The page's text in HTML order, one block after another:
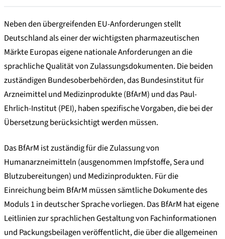
Neben den übergreifenden EU-Anforderungen stellt
Deutschland als einer der wichtigsten pharmazeutischen
Märkte Europas eigene nationale Anforderungen an die
sprachliche Qualität von Zulassungsdokumenten. Die beiden
zuständigen Bundesoberbehörden, das Bundesinstitut für
Arzneimittel und Medizinprodukte (BfArM) und das Paul-
Ehrlich-Institut (PEI), haben spezifische Vorgaben, die bei der
Übersetzung berücksichtigt werden müssen.
Das BfArM ist zuständig für die Zulassung von
Humanarzneimitteln (ausgenommen Impfstoffe, Sera und
Blutzubereitungen) und Medizinprodukten. Für die
Einreichung beim BfArM müssen sämtliche Dokumente des
Moduls 1 in deutscher Sprache vorliegen. Das BfArM hat eigene
Leitlinien zur sprachlichen Gestaltung von Fachinformationen
und Packungsbeilagen veröffentlicht, die über die allgemeinen